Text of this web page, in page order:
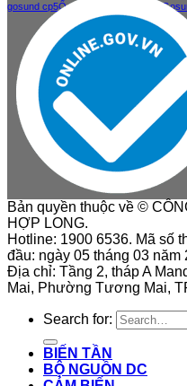
gosund cp5Ổ cắm điện thông minh
Bản quyền thuộc về ©
HỢP LONG.
Hotline: 1900 6536. Mã số
đầu: ngày 05 tháng 03 năm
Địa chỉ: Tầng 2, tháp A
Mai, Phường Tương Mai,
Search for:
BIẾN TẦN
BỘ NGUỒN DC